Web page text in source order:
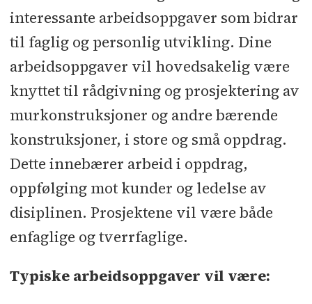
interessante arbeidsoppgaver som bidrar
til faglig og personlig utvikling. Dine
arbeidsoppgaver vil hovedsakelig være
knyttet til rådgivning og prosjektering av
murkonstruksjoner og andre bærende
konstruksjoner, i store og små oppdrag.
Dette innebærer arbeid i oppdrag,
oppfølging mot kunder og ledelse av
disiplinen. Prosjektene vil være både
enfaglige og tverrfaglige.
Typiske arbeidsoppgaver vil være: